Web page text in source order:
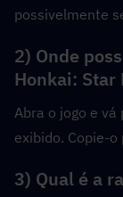
possivelmente
2) Onde
Honkai: Star
Abra o jogo e vá
exibido. Copie-
3) Qual é a